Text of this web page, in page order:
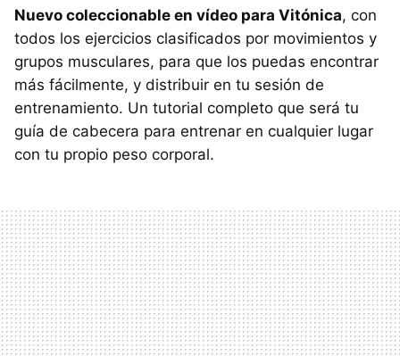
Nuevo coleccionable en vídeo para Vitónica, con
todos los ejercicios clasificados por movimientos y
grupos musculares, para que los puedas encontrar
más fácilmente, y distribuir en tu sesión de
entrenamiento. Un tutorial completo que será tu
guía de cabecera para entrenar en cualquier lugar
con tu propio peso corporal.